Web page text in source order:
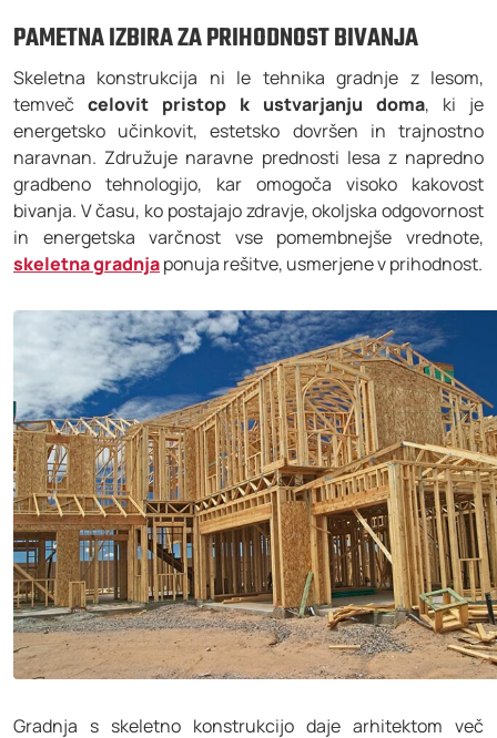
PAMETNA IZBIRA ZA PRIHODNOST BIVANJA
Skeletna konstrukcija ni le tehnika gradnje z lesom,
temveč celovit pristop k ustvarjanju doma, ki je
energetsko učinkovit, estetsko dovršen in trajnostno
naravnan. Združuje naravne prednosti lesa z napredno
gradbeno tehnologijo, kar omogoča visoko kakovost
bivanja. V času, ko postajajo zdravje, okoljska odgovornost
in energetska varčnost vse pomembnejše vrednote,
skeletna gradnjaponuja rešitve, usmerjene v prihodnost.
Gradnja s skeletno konstrukcijo daje arhitektom več